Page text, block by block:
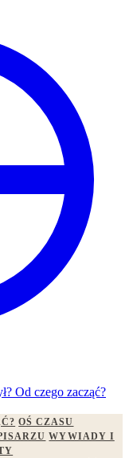
Od czego zacząć?
OŚ CZASU
WYWIADY I